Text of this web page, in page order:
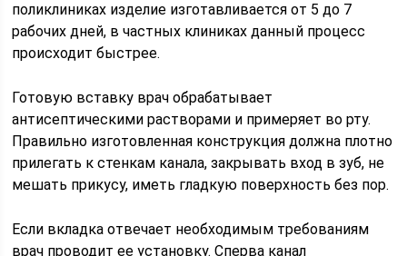
поликлиниках изделие изготавливается от 5 до 7
рабочих дней, в частных клиниках данный процесс
происходит быстрее.
Готовую вставку врач обрабатывает
антисептическими растворами и примеряет во рту.
Правильно изготовленная конструкция должна плотно
прилегать к стенкам канала, закрывать вход в зуб, не
мешать прикусу, иметь гладкую поверхность без пор.
Если вкладка отвечает необходимым требованиям
врач проводит ее установку. Сперва канал